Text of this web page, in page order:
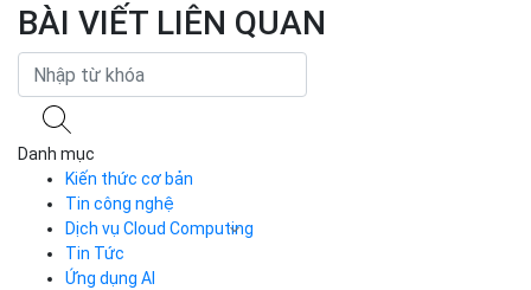
BÀI VIẾT LIÊN QUAN
Danh mục
Kiến thức cơ bản
Tin công nghệ
Dịch vụ Cloud Computing
Cloud Server
CDN
Tin Tức
Ứng dụng AI